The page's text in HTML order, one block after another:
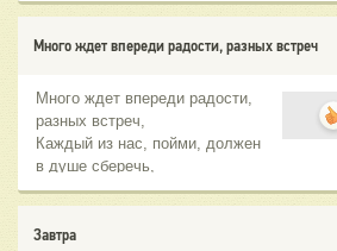
Много ждет впереди радости, разных встреч
Много ждет впереди радости,
разных встреч,
Каждый из нас, пойми, должен
в душе сберечь,
Ту нескончаемую веру и
сердечное тепло,
Что надежду дают, когда
Завтра